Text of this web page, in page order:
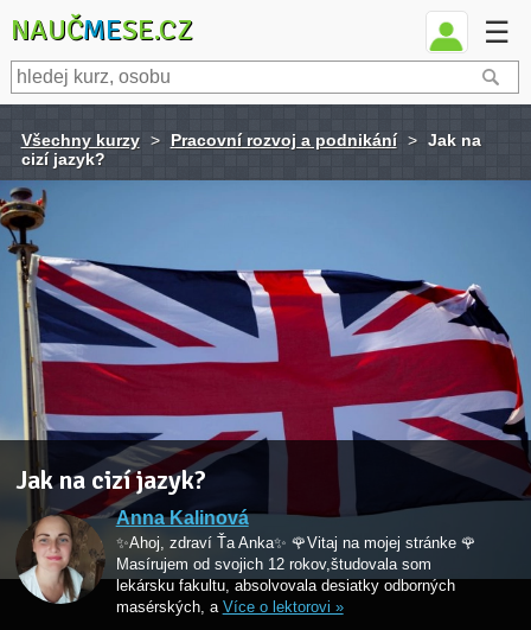
NAUČMESE.CZ ☰
Všechny kurzy > Pracovní rozvoj a podnikání > Jak na
cizí jazyk?
Jak na cizí jazyk?
Anna Kalinová
✨Ahoj, zdraví Ťa Anka✨ 🌹Vitaj na mojej stránke 🌹
Masírujem od svojich 12 rokov,študovala som
lekársku fakultu, absolvovala desiatky odborných
masérských, a Více o lektorovi »